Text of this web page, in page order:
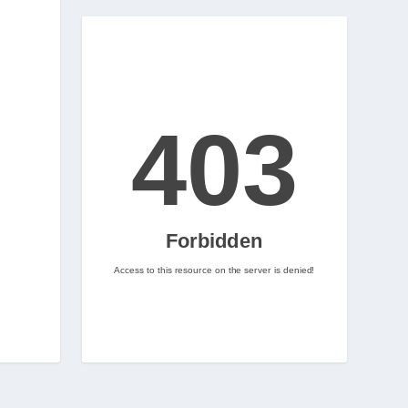
2
Nintenhype.Cat @nintenhype.cat
📅 Ja tenim aquí els